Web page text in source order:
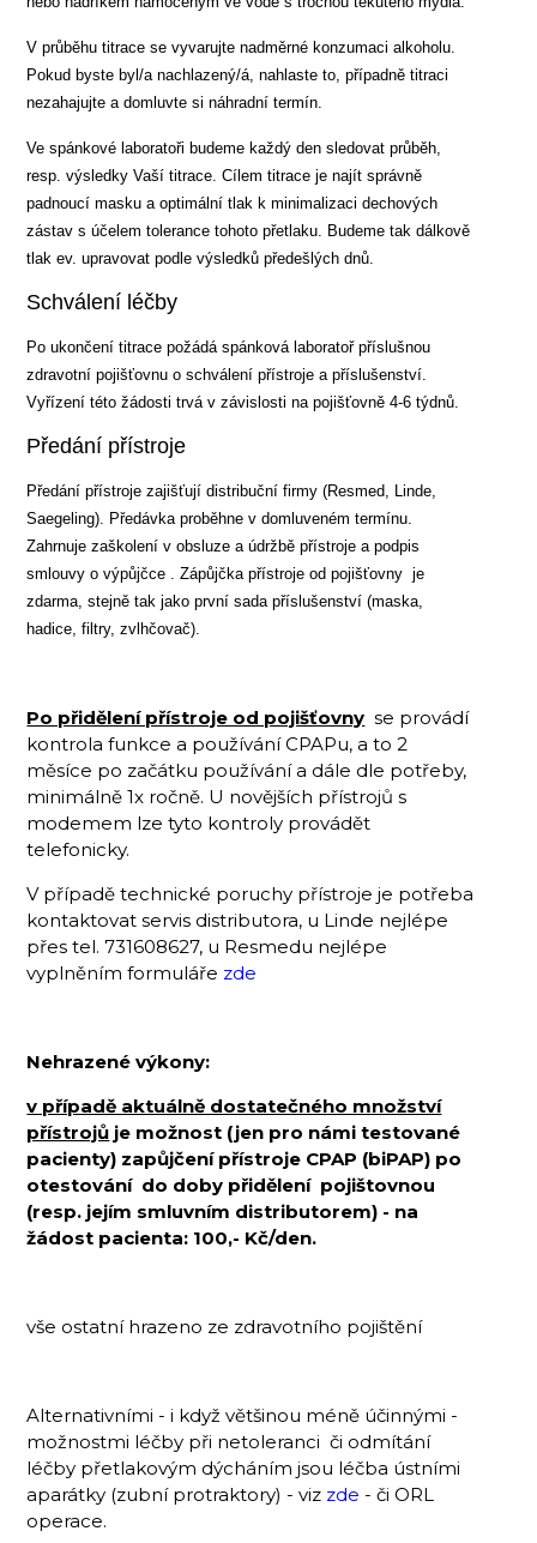
V průběhu titrace se vyvarujte nadměrné konzumaci alkoholu.
Pokud byste byl/a nachlazený/á, nahlaste to, případně titraci
nezahajujte a domluvte si náhradní termín.
Ve spánkové laboratoři budeme každý den sledovat průběh,
resp. výsledky Vaší titrace. Cílem titrace je najít správně
padnoucí masku a optimální tlak k minimalizaci dechových
zástav s účelem tolerance tohoto přetlaku. Budeme tak dálkově
tlak ev. upravovat podle výsledků předešlých dnů.
Schválení léčby
Po ukončení titrace požádá spánková laboratoř příslušnou
zdravotní pojišťovnu o schválení přístroje a příslušenství.
Vyřízení této žádosti trvá v závislosti na pojišťovně 4-6 týdnů.
Předání přístroje
Předání přístroje zajišťují distribuční firmy (Resmed, Linde,
Saegeling). Předávka proběhne v domluveném termínu.
Zahrnuje zaškolení v obsluze a údržbě přístroje a podpis
smlouvy o výpůjčce . Zápůjčka přístroje od pojišťovny je
zdarma, stejně tak jako první sada příslušenství (maska,
hadice, filtry, zvlhčovač).
Po přidělení přístroje od pojišťovny se provádí
kontrola funkce a používání CPAPu, a to 2
měsíce po začátku používání a dále dle potřeby,
minimálně 1x ročně. U novějších přístrojů s
modemem lze tyto kontroly provádět
telefonicky.
V případě technické poruchy přístroje je potřeba
kontaktovat servis distributora, u Linde nejlépe
přes tel. 731608627, u Resmedu nejlépe
vyplněním formuláře zde
Nehrazené výkony:
v případě aktuálně dostatečného množství
přístrojů je možnost (jen pro námi testované
pacienty) zapůjčení přístroje CPAP (biPAP) po
otestování do doby přidělení pojištovnou
(resp. jejím smluvním distributorem) - na
žádost pacienta: 100,- Kč/den.
vše ostatní hrazeno ze zdravotního pojištění
Alternativními - i když většinou méně účinnými -
možnostmi léčby při netoleranci či odmítání
léčby přetlakovým dýcháním jsou léčba ústními
aparátky (zubní protraktory) - viz zde - či ORL
operace.